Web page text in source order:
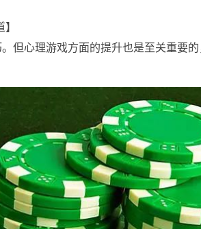
但心理游戏方面的提升也是至关重要